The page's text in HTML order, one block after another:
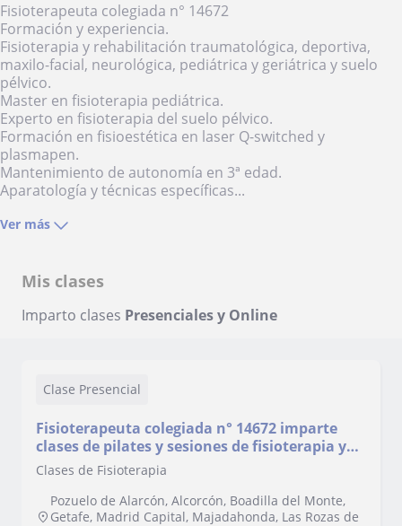
Fisioterapeuta colegiada n° 14672
Formación y experiencia.
Fisioterapia y rehabilitación traumatológica, deportiva,
maxilo-facial, neurológica, pediátrica y geriátrica y suelo
pélvico.
Master en fisioterapia pediátrica.
Experto en fisioterapia del suelo pélvico.
Formación en fisioestética en laser Q-switched y
plasmapen.
Mantenimiento de autonomía en 3ª edad.
Aparatología y técnicas específicas...
Ver más
Mis clases
Imparto clases Presenciales y Online
Clase Presencial
Fisioterapeuta colegiada n° 14672 imparte
clases de pilates y sesiones de fisioterapia y
rehabilitación a domicilio en la Comunidad de
Madrid. Especialista en suelo pélvico (mujer
hombre y niño)
Clases de Fisioterapia
Pozuelo de Alarcón, Alcorcón, Boadilla del Monte,
Getafe, Madrid Capital, Majadahonda, Las Rozas de